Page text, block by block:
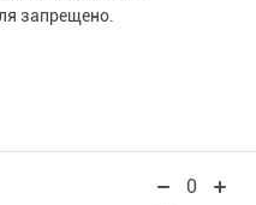
запрещено.
0